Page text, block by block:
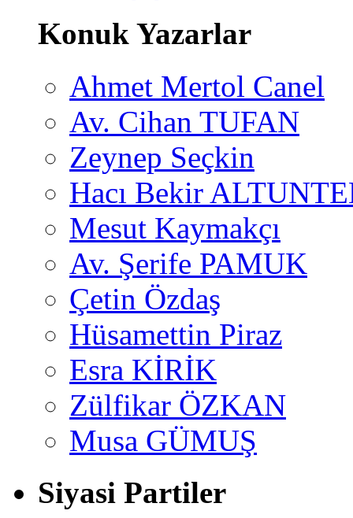
Konuk Yazarlar
Ahmet Mertol Canel
Av. Cihan TUFAN
Zeynep Seçkin
Hacı Bekir
Mesut Kaymakçı
Av. Şerife PAMUK
Çetin Özdaş
Hüsamettin Piraz
Esra KİRİK
Zülfikar ÖZKAN
Musa GÜMUŞ
Siyasi Partiler